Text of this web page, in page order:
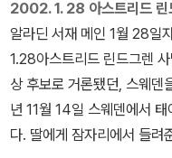
판사, 2002.7.1.첫/
옮김, 비룡소, 2001.1.10.
s《피터의 의자》(에즈라
7.첫/2010.12.25.46벌
년)글 : 숲노래·파란놀(최종
동시 따라쓰기》, 《새로 쓰
부였다. 가끔 오디오가 그 테
린이책 작가가 되려하는 사
렇지만 제일 중요한 모험은
미로 가득한 독서 말이다.
는 이야기들이 아이들에게
사실을 잊어서는 안된다. 나
시대에 뒤떨어졌다는 느낌
는다. 그런데.... 이건 내 생
로 독서지도를 시작했을 때
목록에 넣어 함께 읽고 활동
를 아이들도 경험해보길 바
와 번역하신 분은 달라요.
않으신다면, 삐삐는 기억 나
거든요. 삐삐말고도 유명한 책은 많이 있을 거같은데,
이 분이 쓴 동화책은 많거든
모르고 읽었던 책도 많았을
이 사라졌죠. 다른 것들이
2002. 1. 28 아스트리드 린
알라딘 서재 메인 1월 28일
1.28아스트리드 린드그렌
상 후보로 거론됐던, 스웨
년 11월 14일 스웨덴에서
다. 딸에게 잠자리에서 들려